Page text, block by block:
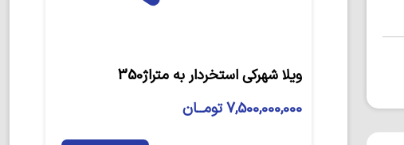
ویلا شهرکی استخردار به متراژ350
7,500,000,000 تومــان